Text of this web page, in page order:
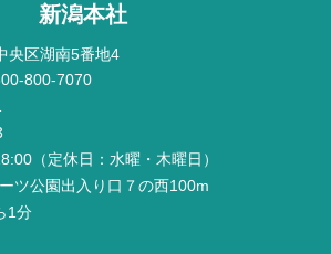
新潟本社
央区湖南5番地4
800-7070
（定休日：水曜・木曜日）
ツ公園出入り口７の西100m
1分